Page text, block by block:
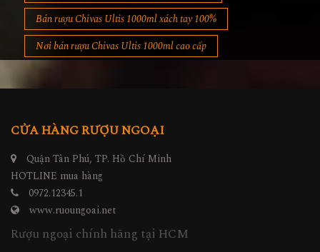
Bán rượu Chivas Ultis 1000ml xách tay 100%
Nơi bán rượu Chivas Ultis 1000ml cao cấp
CỬA HÀNG RƯỢU NGOẠI
Quận Tân Phú, TP. Hồ Chí Minh
HOTLINE mua hàng
0972.12345.1
www.ruoungoai.net
Rượu ngoại chính hãng tại HCM